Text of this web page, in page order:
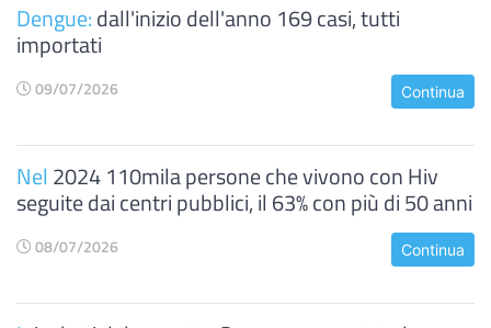
Dengue:dall'inizio dell'anno 169 casi, tutti
importati
09/07/2026 Continua
Nel 2024 110mila persone che vivono con Hiv
seguite dai centri pubblici, il 63% con più di 50 anni
08/07/2026 Continua